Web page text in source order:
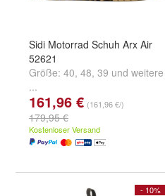
Sidi Motorrad Schuh Arx Air
52621
Größe: 40, 48, 39 und weitere
...
161,96 € (161,96 €/)
179,95 €
Kostenloser Versand
- 10%